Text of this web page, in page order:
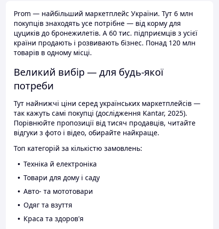
Prom — найбільший маркетплейс України. Тут 6 млн
покупців знаходять усе потрібне — від корму для
цуциків до бронежилетів. А 60 тис. підприємців з усієї
країни продають і розвивають бізнес. Понад 120 млн
товарів в одному місці.
Великий вибір — для будь-якої
потреби
Тут найнижчі ціни серед українських маркетплейсів —
так кажуть самі покупці (дослідження Kantar, 2025).
Порівнюйте пропозиції від тисяч продавців, читайте
відгуки з фото і відео, обирайте найкраще.
Топ категорій за кількістю замовлень:
Техніка й електроніка
Товари для дому і саду
Авто- та мототовари
Одяг та взуття
Краса та здоров'я